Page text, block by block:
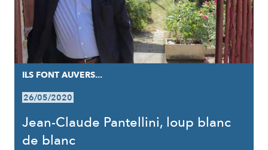
ILS FONT AUVERS...
26/05/2020
Jean-Claude Pantellini, loup blanc
de blanc